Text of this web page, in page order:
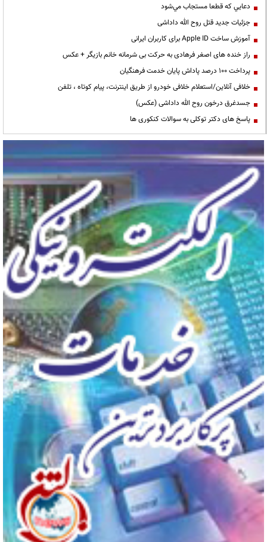
دعايي كه قطعا مستجاب مي‌شود
جزئیات جدید قتل روح الله داداشی
آموزش ساخت Apple ID برای کاربران ایرانی
راز خنده های اصغر فرهادی به حرکت بی شرمانه خانم بازیگر + عکس
پرداخت ۱۰۰ درصد پاداش پایان خدمت فرهنگیان
خلافی آنلاین/استعلام خلافی خودرو از طریق اینترنت، پیام کوتاه ، تلفن
جسدغرق درخون روح الله داداشی (عکس)
پاسخ های دکتر توکلی به سوالات کنکوری ها